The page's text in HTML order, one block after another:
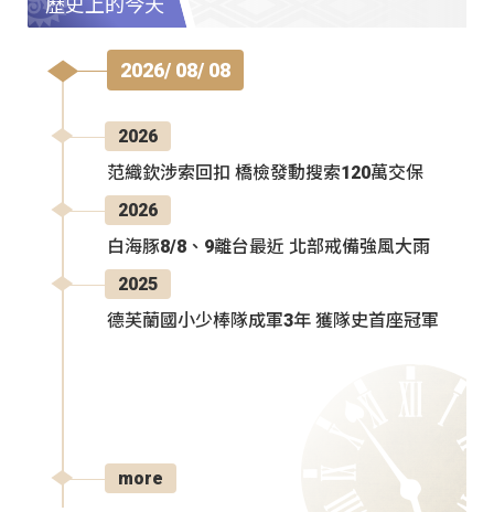
2026/ 08/ 08
2026
范織欽涉索回扣 橋檢發動搜索120萬交保
2026
白海豚8/8、9離台最近 北部戒備強風大雨
2025
德芙蘭國小少棒隊成軍3年 獲隊史首座冠軍
more